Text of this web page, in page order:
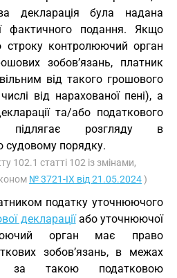
декларація була надана
фактичного подання. Якщо
строку контролюючий орган
зобов’язань, платник
від такого грошового
від нарахованої пені), а
та/або податкового
підлягає розгляду в
судовому порядку.
102.1 статті 102 із змінами,
№ 3721-IX від 21.05.2024)
податку уточнюючого
деклараціїабо уточнюючої
орган має право
зобов’язань, в межах
за такою податковою